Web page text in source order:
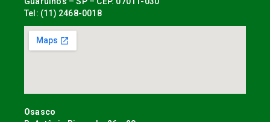
Tel: (11) 2468-0018
Osasco